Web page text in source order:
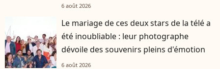
6 août 2026
Le mariage de ces deux stars de la télé a
été inoubliable : leur photographe
dévoile des souvenirs pleins d'émotion
6 août 2026